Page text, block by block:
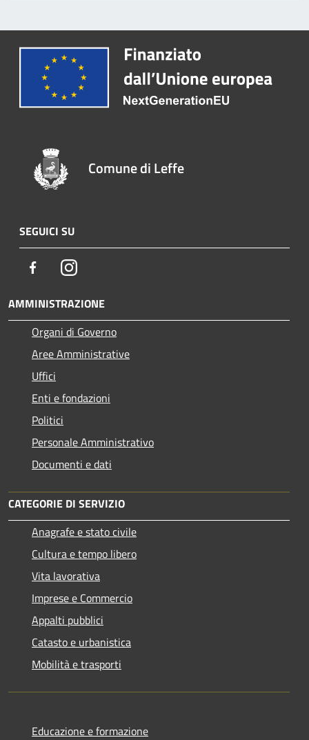
Comune di Leffe
SEGUICI SU
FacebookInstagram
AMMINISTRAZIONE
Organi di Governo
Aree Amministrative
Uffici
Enti e fondazioni
Politici
Personale Amministrativo
Documenti e dati
CATEGORIE DI SERVIZIO
Anagrafe e stato civile
Cultura e tempo libero
Vita lavorativa
Imprese e Commercio
Appalti pubblici
Catasto e urbanistica
Mobilità e trasporti
Educazione e formazione